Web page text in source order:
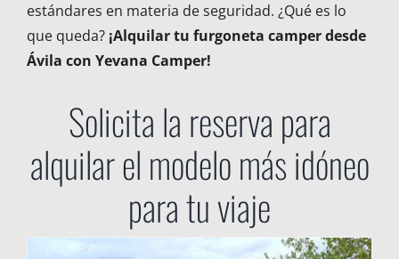
estándares en materia de seguridad. ¿Qué es lo
que queda? ¡Alquilar tu furgoneta camper desde
Ávila con Yevana Camper!
Solicita la reserva para
alquilar el modelo más idóneo
para tu viaje